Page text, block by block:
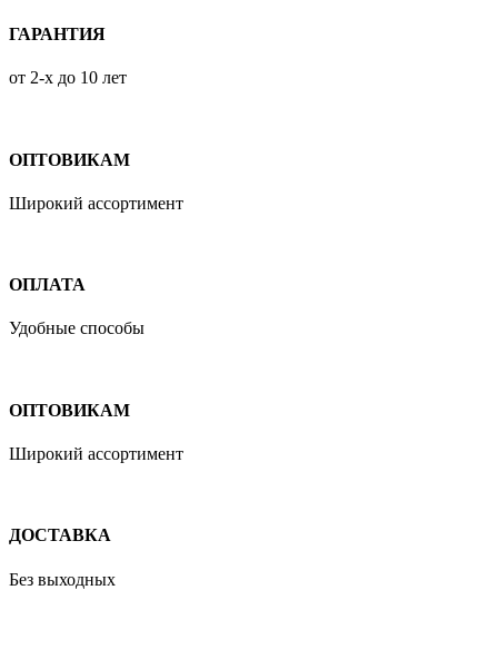
ГАРАНТИЯ
от 2-х до 10 лет
ОПТОВИКАМ
Широкий ассортимент
ОПЛАТА
Удобные способы
ОПТОВИКАМ
Широкий ассортимент
ДОСТАВКА
Без выходных